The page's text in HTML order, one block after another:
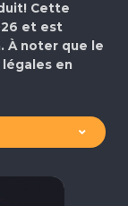
Cette
et est
À noter que le
en